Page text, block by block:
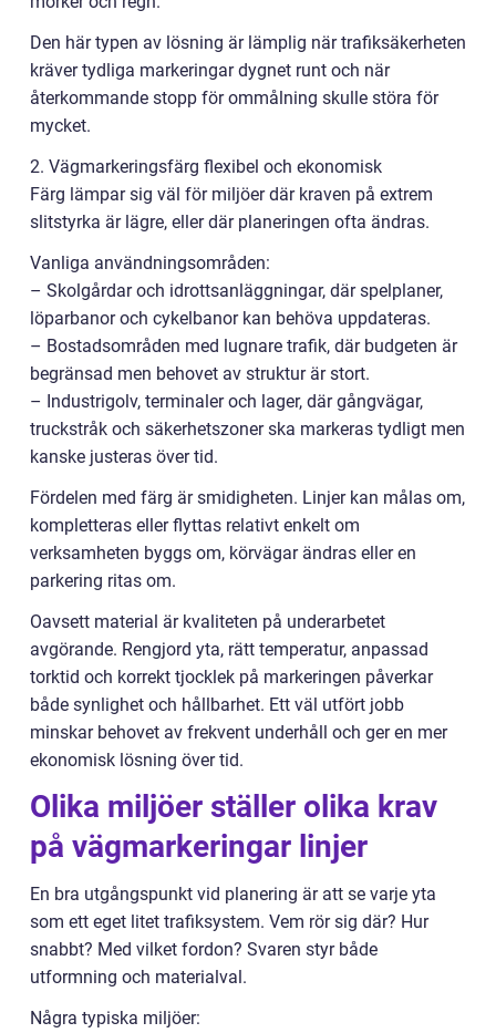
Den här typen av lösning är lämplig när trafiksäkerheten
kräver tydliga markeringar dygnet runt och när
återkommande stopp för ommålning skulle störa för
mycket.
2. Vägmarkeringsfärg flexibel och ekonomisk
Färg lämpar sig väl för miljöer där kraven på extrem
slitstyrka är lägre, eller där planeringen ofta ändras.
Vanliga användningsområden:
– Skolgårdar och idrottsanläggningar, där spelplaner,
löparbanor och cykelbanor kan behöva uppdateras.
– Bostadsområden med lugnare trafik, där budgeten är
begränsad men behovet av struktur är stort.
– Industrigolv, terminaler och lager, där gångvägar,
truckstråk och säkerhetszoner ska markeras tydligt men
kanske justeras över tid.
Fördelen med färg är smidigheten. Linjer kan målas om,
kompletteras eller flyttas relativt enkelt om
verksamheten byggs om, körvägar ändras eller en
parkering ritas om.
Oavsett material är kvaliteten på underarbetet
avgörande. Rengjord yta, rätt temperatur, anpassad
torktid och korrekt tjocklek på markeringen påverkar
både synlighet och hållbarhet. Ett väl utfört jobb
minskar behovet av frekvent underhåll och ger en mer
ekonomisk lösning över tid.
Olika miljöer ställer olika krav
på vägmarkeringar linjer
En bra utgångspunkt vid planering är att se varje yta
som ett eget litet trafiksystem. Vem rör sig där? Hur
snabbt? Med vilket fordon? Svaren styr både
utformning och materialval.
Några typiska miljöer: